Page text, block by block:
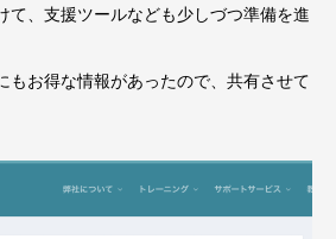
て、支援ツールなども少しづつ準備を進
もお得な情報があったので、共有させて